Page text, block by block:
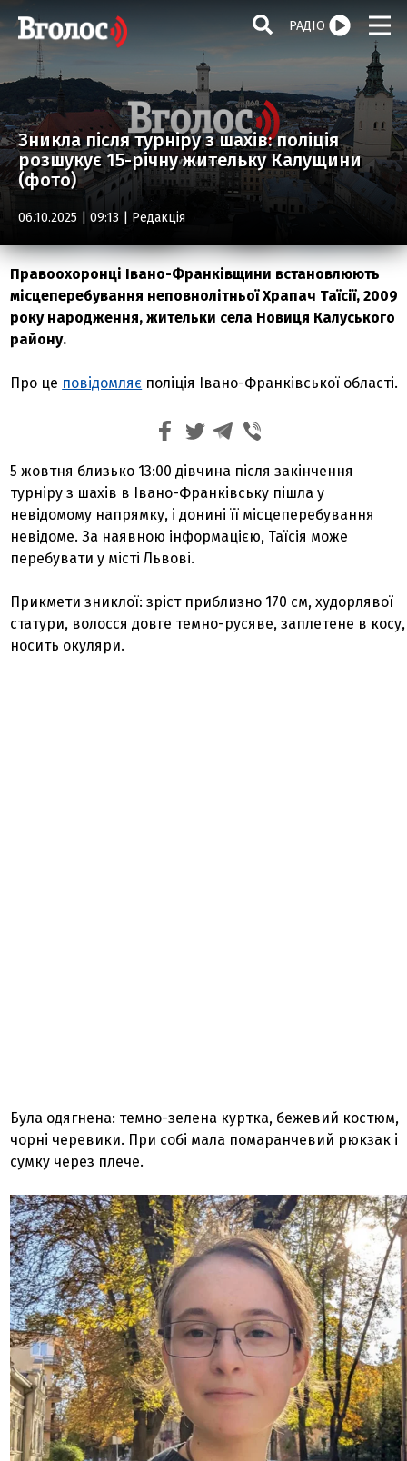
РАДІО
Зникла після турніру з шахів: поліція
розшукує 15-річну жительку Калущини
(фото)
06.10.2025 | 09:13 | Редакція
Правоохоронці Івано-Франківщини встановлюють
місцеперебування неповнолітньої Храпач Таїсії, 2009
року народження, жительки села Новиця Калуського
району.
Про це повідомляє поліція Івано-Франківської області.
5 жовтня близько 13:00 дівчина після закінчення
турніру з шахів в Івано-Франківську пішла у
невідомому напрямку, і донині її місцеперебування
невідоме. За наявною інформацією, Таїсія може
перебувати у місті Львові.
Прикмети зниклої: зріст приблизно 170 см, худорлявої
статури, волосся довге темно-русяве, заплетене в косу,
носить окуляри.
Була одягнена: темно-зелена куртка, бежевий костюм,
чорні черевики. При собі мала помаранчевий рюкзак і
сумку через плече.